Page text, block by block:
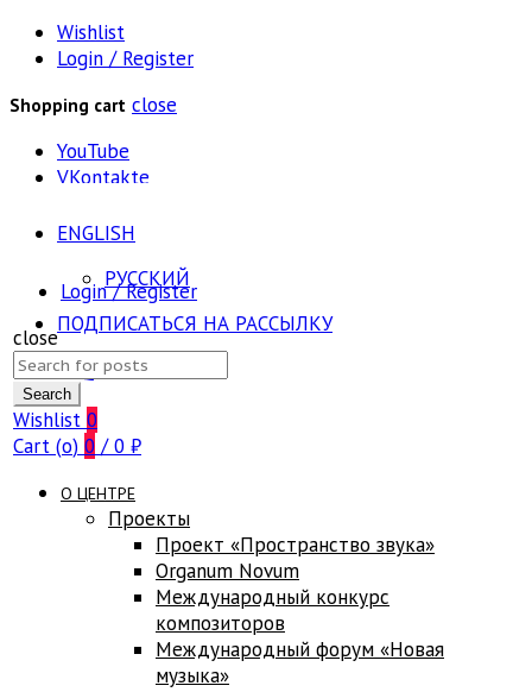
Wishlist
Login / Register
Shopping cart close
YouTube
VKontakte
ENGLISH
РУССКИЙ
ПОДПИСАТЬСЯ НА РАССЫЛКУ
FAQ
Login / Register
close
Search
for:
Search
Wishlist 0
Cart (o) 0 / 0 ₽
О ЦЕНТРЕ
Проекты
Проект «Пространство звука»
Оrganum Novum
Международный конкурс
композиторов
Международный форум «Новая
музыка»